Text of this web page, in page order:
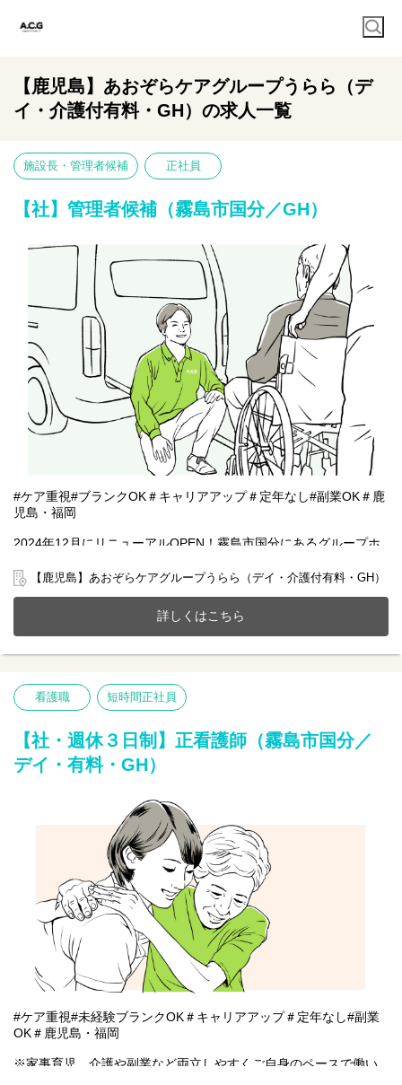
【鹿児島】あおぞらケアグループうらら（デ
イ・介護付有料・GH）の求人一覧
施設長・管理者候補 正社員
【社】管理者候補（霧島市国分／GH）
#ケア重視#ブランクOK＃キャリアアップ＃定年なし#副業OK＃鹿
児島・福岡
2024年12月にリニューアルOPEN！霧島市国分にあるグループホ
20～70代まで幅広い年齢層の方が活躍中です。
今までのご経験やスキルを当社で発揮して頂ける方を募集してい
【仕事内容】施設全体のマネジメント業務
管理職としてサービス品質を維持・向上しながら、チームで施設
●介護業務
●利用者様の入居及び健康管理
●行政との連携
●運営、収支管理など
【鹿児島】あおぞらケアグループうらら（デイ・介護付有料・GH）
詳しくはこちら
看護職 短時間正社員
【社・週休３日制】正看護師（霧島市国分／
デイ・有料・GH）
#ケア重視#未経験ブランクOK＃キャリアアップ＃定年なし#副業
OK＃鹿児島・福岡
※家事育児、介護や副業など両立しやすくご自身のペースで働い